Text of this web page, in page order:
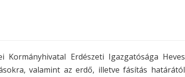
Erdészeti Igazgatósága Heves
valamint az erdő, illetve fásítás határától